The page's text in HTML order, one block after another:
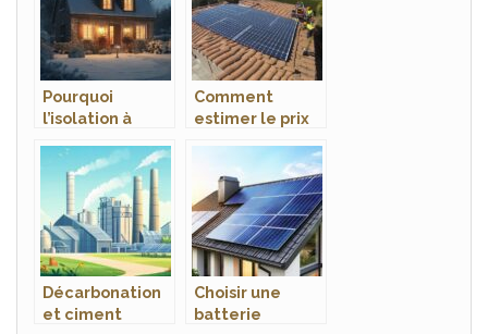
chaleur à
Nantes ?
est essentiel
Pourquoi
l’isolation à
essentielle pour
réduire vos
factures
énergétiques
Comment
estimer le prix
de panneaux
photovoltaïque
s pour optimiser
vos économies ?
Décarbonation
et ciment
Choisir une
batterie